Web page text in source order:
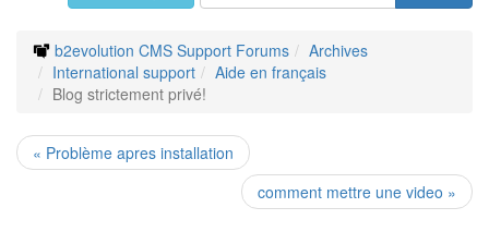
b2evolution CMS Support Forums
Archives
International support
Aide en français
Blog strictement privé!
« Problème apres installation
comment mettre une video »